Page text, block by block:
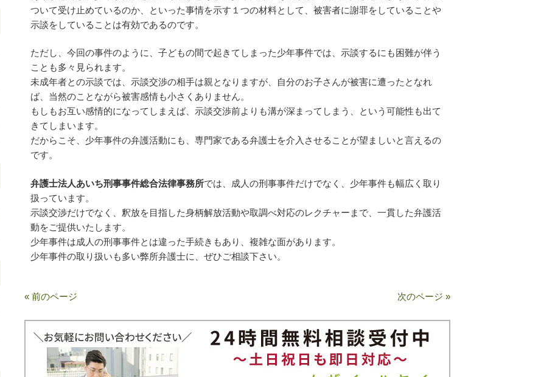
ついて受け止めているのか、といった事情を示す１つの材料として、被害者に謝罪をしていることや
示談をしていることは有効であるのです。
ただし、今回の事件のように、子どもの間で起きてしまった少年事件では、示談するにも困難が伴う
ことも多々見られます。
未成年者との示談では、示談交渉の相手は親となりますが、自分のお子さんが被害に遭ったとなれ
ば、当然のことながら被害感情も小さくありません。
もしもお互い感情的になってしまえば、示談交渉前よりも溝が深まってしまう、という可能性も出て
きてしまいます。
だからこそ、少年事件の弁護活動にも、専門家である弁護士を介入させることが望ましいと言えるの
です。
弁護士法人あいち刑事事件総合法律事務所では、成人の刑事事件だけでなく、少年事件も幅広く取り
扱っています。
示談交渉だけでなく、釈放を目指した身柄解放活動や取調べ対応のレクチャーまで、一貫した弁護活
動をご提供いたします。
少年事件は成人の刑事事件とは違った手続きもあり、複雑な面があります。
少年事件の取り扱いも多い弊所弁護士に、ぜひご相談下さい。
« 前のページ 次のページ »